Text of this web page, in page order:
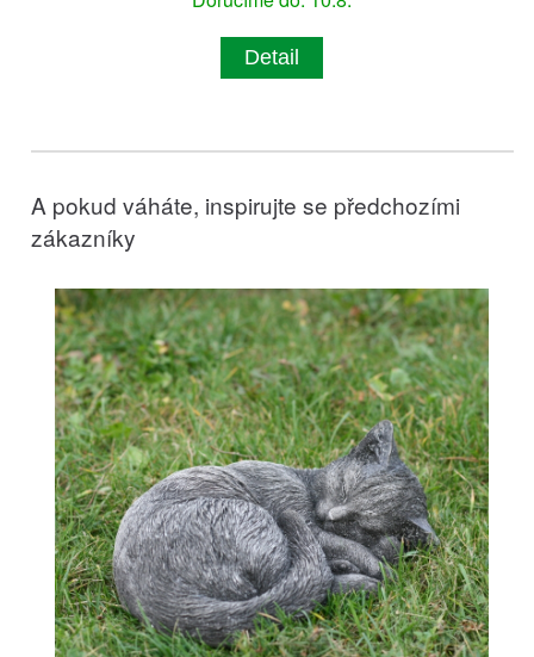
Detail
A pokud váháte, inspirujte se předchozími
zákazníky